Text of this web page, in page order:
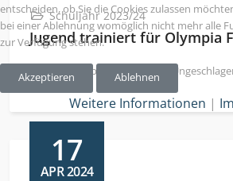
Schuljahr 2023/24
Jugend trainiert für Olympia
Großer Jubel beim THG-Team:
17
APR 2024
entscheiden, ob Sie die Cookies zulassen
bei einer Ablehnung womöglich nicht mehr alle
zur Verfügung stehen.
Akzeptieren Ablehnen
Weitere Informationen |